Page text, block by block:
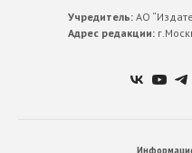
Учредитель:АО
Адрес редакции: